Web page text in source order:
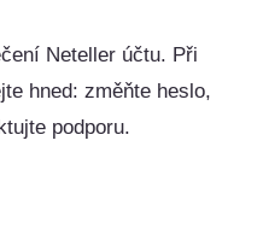
Neteller účtu. Při
hned: změňte heslo,
podporu.